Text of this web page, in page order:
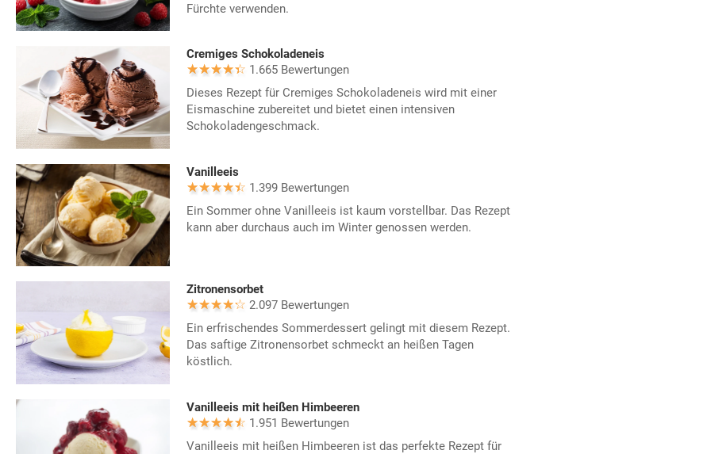
Fürchte verwenden.
Cremiges Schokoladeneis
1.665 Bewertungen
Dieses Rezept für Cremiges Schokoladeneis wird mit einer
Eismaschine zubereitet und bietet einen intensiven
Schokoladengeschmack.
Vanilleeis
1.399 Bewertungen
Ein Sommer ohne Vanilleeis ist kaum vorstellbar. Das Rezept
kann aber durchaus auch im Winter genossen werden.
Zitronensorbet
2.097 Bewertungen
Ein erfrischendes Sommerdessert gelingt mit diesem Rezept.
Das saftige Zitronensorbet schmeckt an heißen Tagen
köstlich.
Vanilleeis mit heißen Himbeeren
1.951 Bewertungen
Vanilleeis mit heißen Himbeeren ist das perfekte Rezept für